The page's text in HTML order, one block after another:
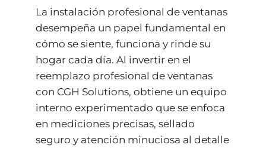
La instalación profesional de ventanas
desempeña un papel fundamental en
cómo se siente, funciona y rinde su
hogar cada día. Al invertir en el
reemplazo profesional de ventanas
con CGH Solutions, obtiene un equipo
interno experimentado que se enfoca
en mediciones precisas, sellado
seguro y atención minuciosa al detalle